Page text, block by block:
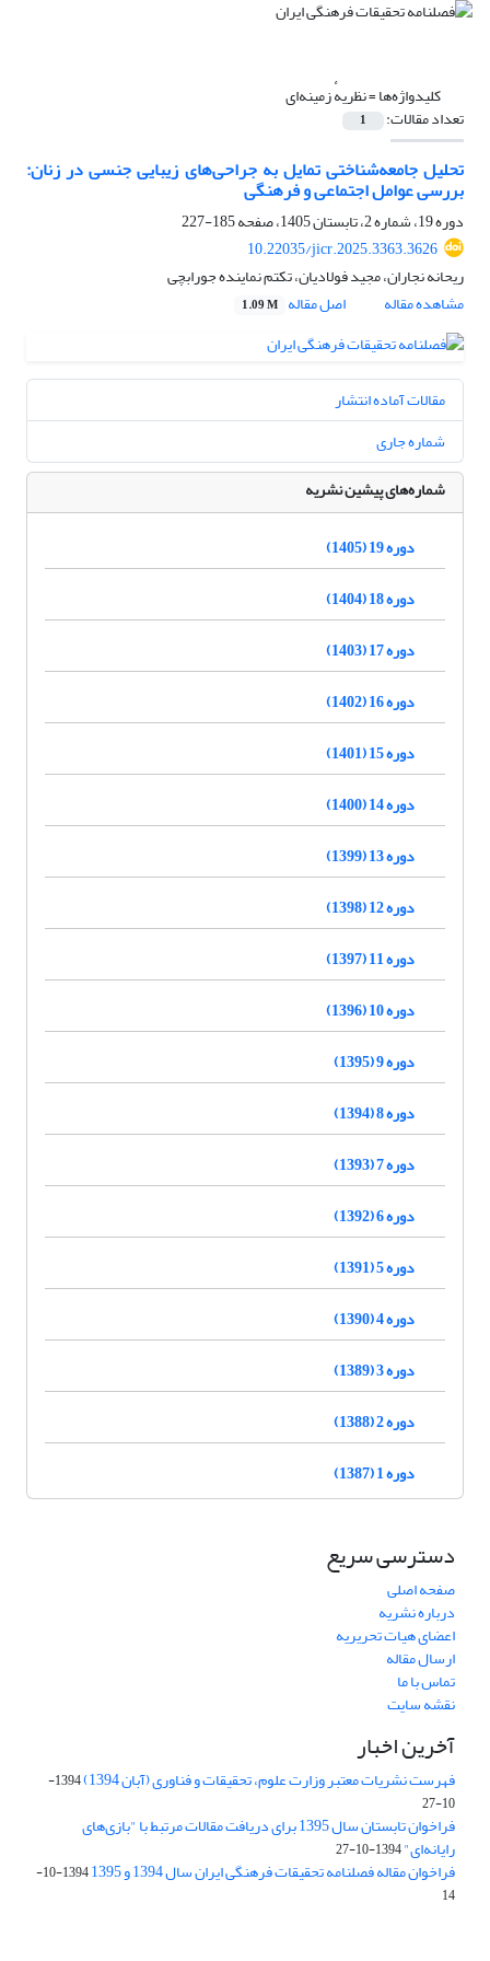
کلیدواژه‌ها =نظریهٔ زمینه‌ای
تعداد مقالات: 1
تحلیل جامعه‌شناختی تمایل به جراحی‌های زیبایی جنسی در زنان:
بررسی عوامل اجتماعی و فرهنگی
دوره 19، شماره 2، تابستان 1405، صفحه
185-227
10.22035/jicr.2025.3363.3626
ریحانه نجاران، مجید فولادیان، تکتم نماینده جورابچی
مشاهده مقاله
اصل مقاله 1.09 M
مقالات آماده انتشار
شماره جاری
شماره‌های پیشین نشریه
دوره 19 (1405)
دوره 18 (1404)
دوره 17 (1403)
دوره 16 (1402)
دوره 15 (1401)
دوره 14 (1400)
دوره 13 (1399)
دوره 12 (1398)
دوره 11 (1397)
دوره 10 (1396)
دوره 9 (1395)
دوره 8 (1394)
دوره 7 (1393)
دوره 6 (1392)
دوره 5 (1391)
دوره 4 (1390)
دوره 3 (1389)
دوره 2 (1388)
دوره 1 (1387)
دسترسی سریع
صفحه اصلی
درباره نشریه
اعضای هیات تحریریه
ارسال مقاله
تماس با ما
نقشه سایت
آخرین اخبار
فهرست نشریات معتبر وزارت علوم، تحقیقات و فناوری (آبان 1394)
1394-
10-27
فراخوان تابستان سال 1395 برای دریافت مقالات مرتبط با "بازی‌های
رایانه‌ای"1394-10-27
فراخوان مقاله فصلنامه تحقیقات فرهنگی ایران سال 1394 و 1395
1394-10-
14